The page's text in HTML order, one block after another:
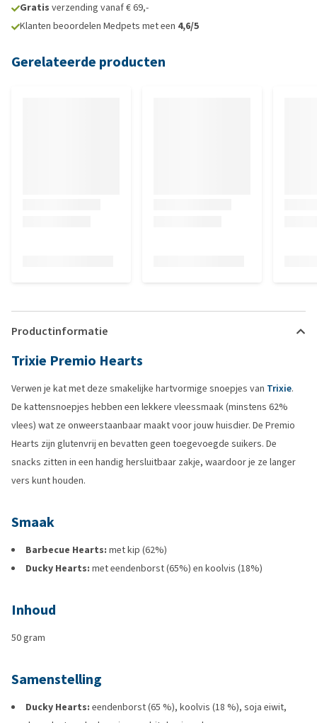
Gratis verzending vanaf € 69,-
Klanten beoordelen Medpets met een 4,6/5
Gerelateerde producten
Productinformatie
Trixie Premio Hearts
Verwen je kat met deze smakelijke hartvormige snoepjes van Trixie.
De kattensnoepjes hebben een lekkere vleessmaak (minstens 62%
vlees) wat ze onweerstaanbaar maakt voor jouw huisdier. De Premio
Hearts zijn glutenvrij en bevatten geen toegevoegde suikers. De
snacks zitten in een handig hersluitbaar zakje, waardoor je ze langer
vers kunt houden.
Smaak
Barbecue Hearts: met kip (62%)
Ducky Hearts: met eendenborst (65%) en koolvis (18%)
Inhoud
50 gram
Samenstelling
Ducky Hearts: eendenborst (65 %), koolvis (18 %), soja eiwit,